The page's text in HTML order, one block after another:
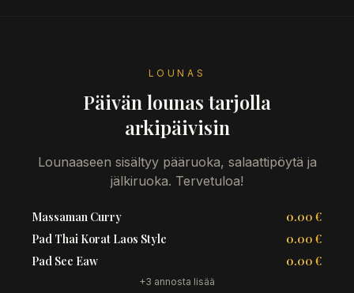
LOUNAS
Päivän lounas tarjolla
arkipäivisin
Lounaaseen sisältyy pääruoka, salaattipöytä ja
jälkiruoka. Tervetuloa!
Massaman Curry
0.00 €
Pad Thai Korat Laos Style
0.00 €
Pad See Eaw
0.00 €
+3 annosta lisää